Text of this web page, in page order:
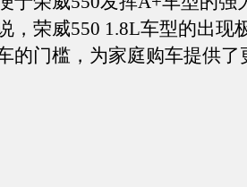
，荣威550 1.8L车型的出现
的门槛，为家庭购车提供了